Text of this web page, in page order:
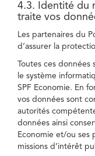
4.3. Identité du
traite vos
Les partenaires du
d’assurer la
Toutes ces
le système
SPF Economie. En
vos données sont
autorités
données ainsi
Economie et/ou ses
missions d’intérêt